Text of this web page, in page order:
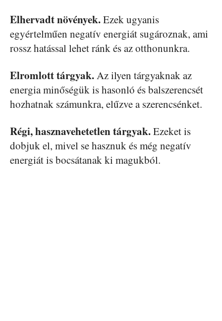
Elhervadt növények.Ezek ugyanis
egyértelműen negatív energiát sugároznak, ami
rossz hatással lehet ránk és az otthonunkra.
Elromlott tárgyak.Az ilyen tárgyaknak az
energia minőségük is hasonló és balszerencsét
hozhatnak számunkra, elűzve a szerencsénket.
Régi, hasznavehetetlen tárgyak.Ezeket is
dobjuk el, mivel se hasznuk és még negatív
energiát is bocsátanak ki magukból.